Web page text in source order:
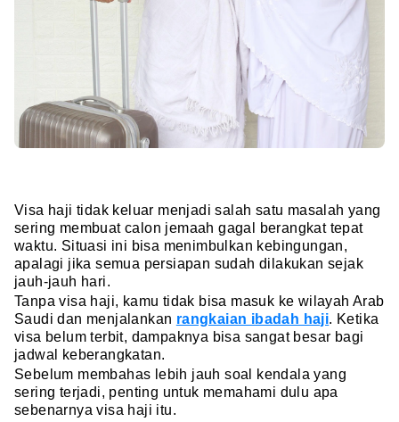
Visa haji tidak keluar menjadi salah satu masalah yang
sering membuat calon jemaah gagal berangkat tepat
waktu. Situasi ini bisa menimbulkan kebingungan,
apalagi jika semua persiapan sudah dilakukan sejak
jauh-jauh hari.
Tanpa visa haji, kamu tidak bisa masuk ke wilayah Arab
Saudi dan menjalankan rangkaian ibadah haji. Ketika
visa belum terbit, dampaknya bisa sangat besar bagi
jadwal keberangkatan.
Sebelum membahas lebih jauh soal kendala yang
sering terjadi, penting untuk memahami dulu apa
sebenarnya visa haji itu.